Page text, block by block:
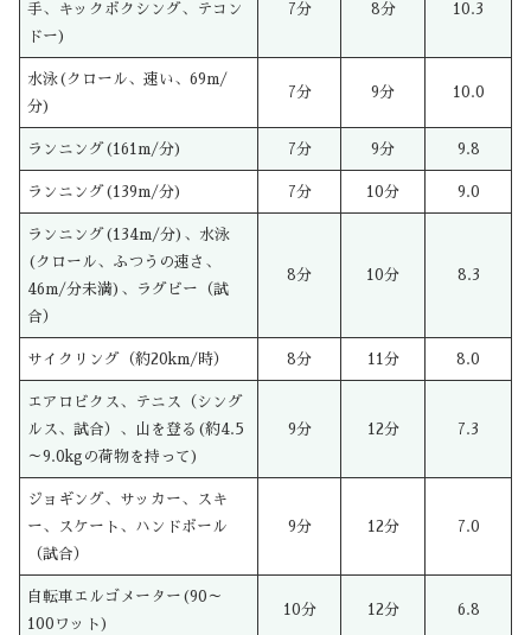
手、キックボクシング、テコン
ドー)
7分 8分 10.3
水泳(クロール、速い、69m/
分)
7分 9分 10.0
ランニング(161m/分) 7分 9分 9.8
ランニング(139m/分) 7分 10分 9.0
ランニング(134m/分)、水泳
(クロール、ふつうの速さ、
46m/分未満)、ラグビー（試
合）
8分 10分 8.3
サイクリング（約20km/時） 8分 11分 8.0
エアロビクス、テニス（シング
ルス、試合）、山を登る(約4.5
～9.0kgの荷物を持って)
9分 12分 7.3
ジョギング、サッカー、スキ
ー、スケート、ハンドボール
（試合）
9分 12分 7.0
自転車エルゴメーター(90～
100ワット)
10分 12分 6.8